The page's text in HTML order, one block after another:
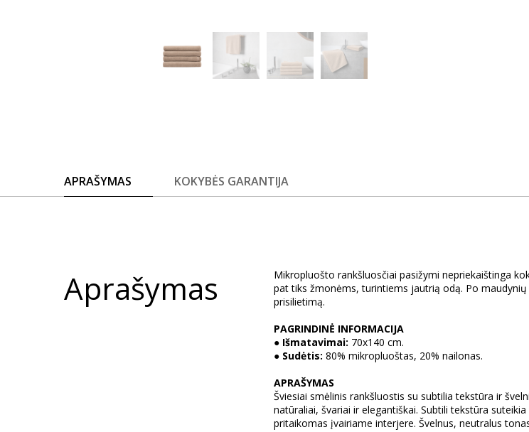
APRAŠYMAS KOKYBĖS GARANTIJA
Aprašymas
Mikropluošto rankšluosčiai pasižymi nepriekaištinga
pat tiks žmonėms, turintiems jautrią odą. Po
prisilietimą.
PAGRINDINĖ INFORMACIJA
● Išmatavimai: 70x140 cm.
● Sudėtis: 80% mikropluoštas, 20% nailonas.
APRAŠYMAS
Šviesiai smėlinis rankšluostis su subtilia tekstūra ir
natūraliai, švariai ir elegantiškai. Subtili tekstūra
pritaikomas įvairiame interjere. Švelnus, neutralus